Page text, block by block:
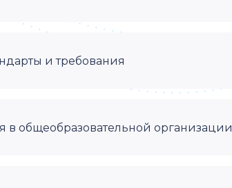
и требования
в общеобразовательной организации